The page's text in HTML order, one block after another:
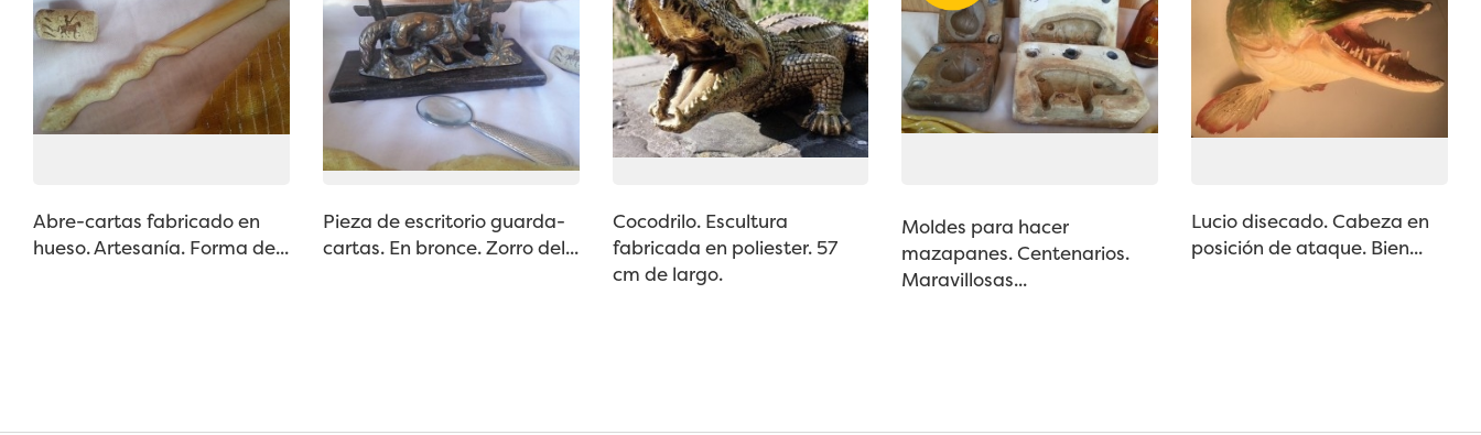
Abre-cartas fabricado en
hueso. Artesanía. Forma de...
Pieza de escritorio guarda-
cartas. En bronce. Zorro del...
Cocodrilo. Escultura
fabricada en poliester. 57
cm de largo.
Moldes para hacer
mazapanes. Centenarios.
Maravillosas...
Lucio disecado. Cabeza en
posición de ataque. Bien...